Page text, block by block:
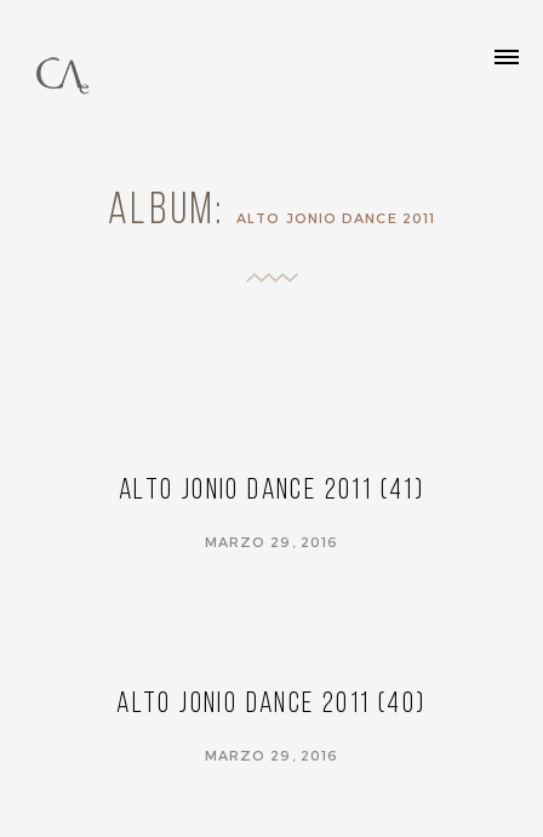
Album:ALTO JONIO DANCE 2011
Alto Jonio Dance 2011 (41)
MARZO 29, 2016
Alto Jonio Dance 2011 (40)
MARZO 29, 2016